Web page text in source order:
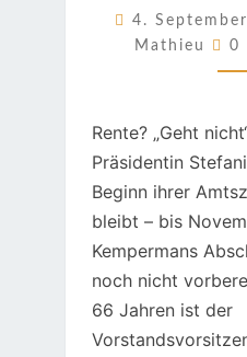
4.
Mathieu
0
Rente? „Geht
Präsidentin
Beginn ihrer
bleibt – bis
Kempermans
noch nicht
66 Jahren ist der